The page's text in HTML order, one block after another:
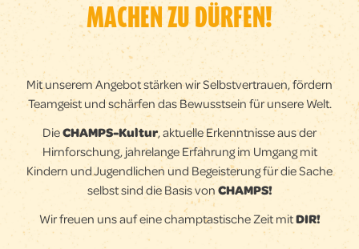
MACHEN ZU DÜRFEN!
Mit unserem Angebot stärken wir Selbstvertrauen, fördern
Teamgeist und schärfen das Bewusstsein für unsere Welt.
DieCHAMPS-Kultur, aktuelle Erkenntnisse aus der
Hirnforschung, jahrelange Erfahrung im Umgang mit
Kindern und Jugendlichen und Begeisterung für die Sache
selbst sind die Basis vonCHAMPS!
Wir freuen uns auf eine champtastische Zeit mitDIR!